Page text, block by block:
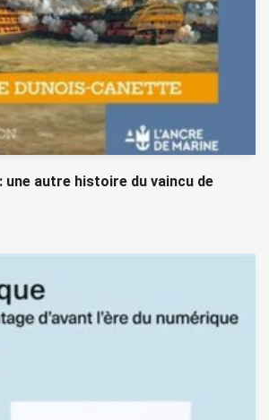
une autre histoire du vaincu de